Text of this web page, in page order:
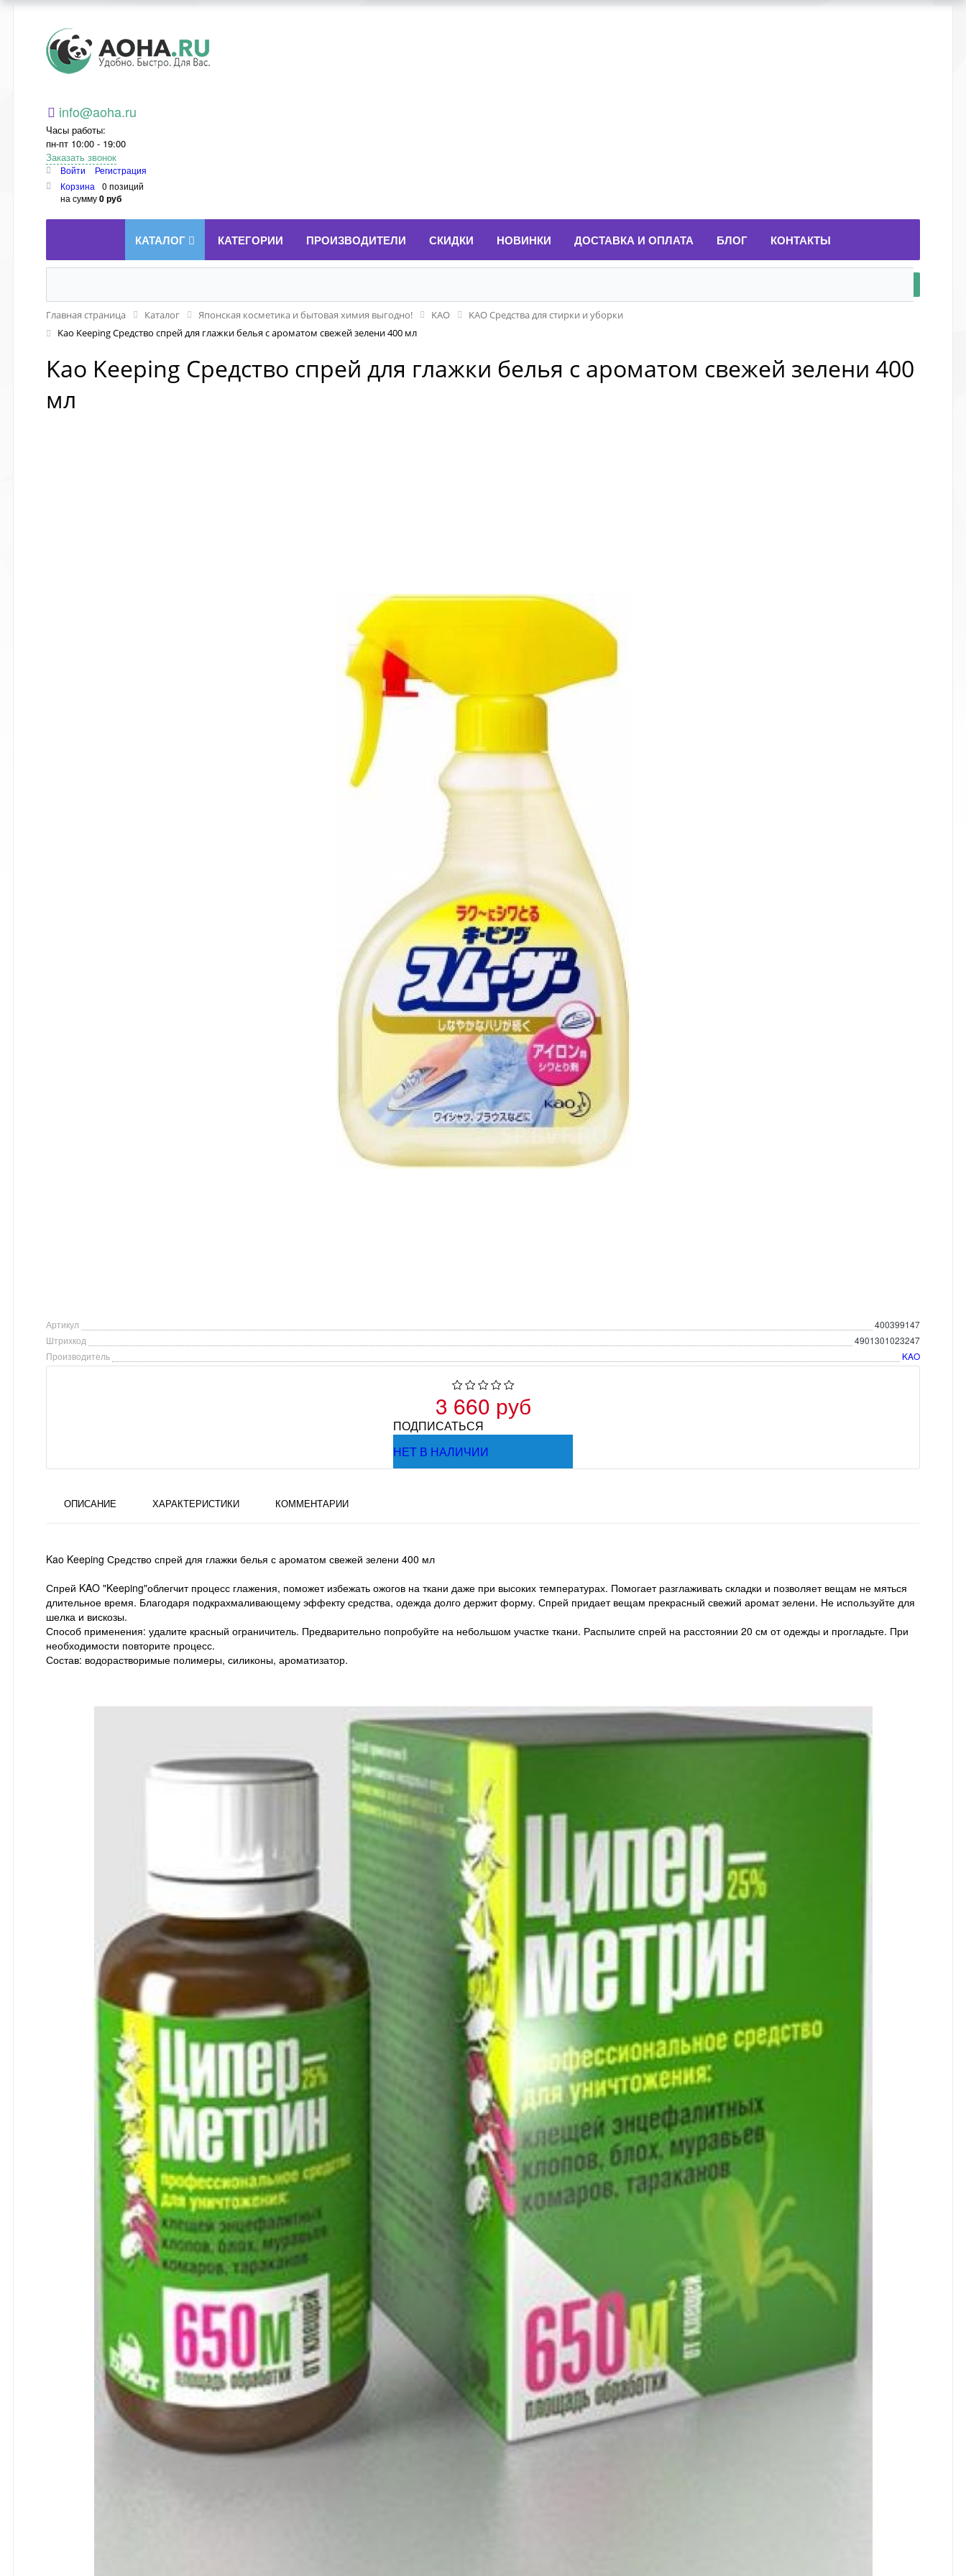
Aoha.ru
info@aoha.ru
Часы работы:
пн-пт 10:00 - 19:00
Заказать звонок
Войти
Регистрация
Корзина
0 позиций
на сумму0 руб
КАТАЛОГ КАТЕГОРИИ ПРОИЗВОДИТЕЛИ СКИДКИ НОВИНКИ ДОСТАВКА И ОПЛАТА БЛОГ КОНТАКТЫ
Главная страница Каталог Японская косметика и бытовая химия выгодно! KAO
KAO Средства для стирки и уборки
Kao Keeping Средство спрей для глажки белья с ароматом свежей зелени 400 мл
Kao Keeping Средство спрей для глажки белья с ароматом свежей зелени 400
мл
Артикул
400399147
Штрихкод
4901301023247
Производитель
KAO
3 660 руб
ПОДПИСАТЬСЯ
НЕТ В НАЛИЧИИ
ОПИСАНИЕ ХАРАКТЕРИСТИКИ КОММЕНТАРИИ
Kao Keeping Средство спрей для глажки белья с ароматом свежей зелени 400 мл
Спрей KAO "Keeping"облегчит процесс глажения, поможет избежать ожогов на ткани даже при высоких температурах. Помогает разглаживать складки и позволяет вещам не мяться
длительное время. Благодаря подкрахмаливающему эффекту средства, одежда долго держит форму. Спрей придает вещам прекрасный свежий аромат зелени. Не используйте для
шелка и вискозы.
Способ применения: удалите красный ограничитель. Предварительно попробуйте на небольшом участке ткани. Распылите спрей на расстоянии 20 см от одежды и прогладьте. При
необходимости повторите процесс.
Состав: водорастворимые полимеры, силиконы, ароматизатор.